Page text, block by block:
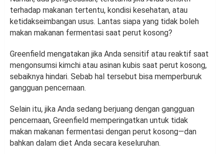
terhadap makanan tertentu, kondisi kesehatan, atau
ketidakseimbangan usus. Lantas siapa yang tidak boleh
makan makanan fermentasi saat perut kosong?
Greenfield mengatakan jika Anda sensitif atau reaktif saat
mengonsumsi kimchi atau asinan kubis saat perut kosong,
sebaiknya hindari. Sebab hal tersebut bisa memperburuk
gangguan pencernaan.
Selain itu, jika Anda sedang berjuang dengan gangguan
pencernaan, Greenfield memperingatkan untuk tidak
makan makanan fermentasi dengan perut kosong—dan
bahkan dalam diet Anda secara keseluruhan.